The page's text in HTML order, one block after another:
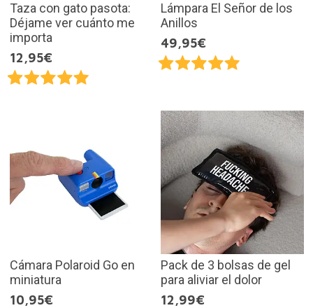
Taza con gato pasota:
Déjame ver cuánto me
importa
12,95€
Lámpara El Señor de los
Anillos
49,95€
Cámara Polaroid Go en
miniatura
10,95€
Pack de 3 bolsas de gel
para aliviar el dolor
12,99€